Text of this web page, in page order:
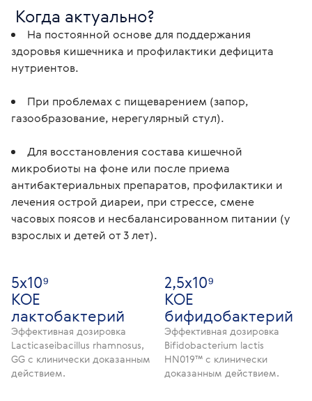
Когда актуально?
На постоянной основе для поддержания
здоровья кишечника и профилактики дефицита
нутриентов.
При проблемах с пищеварением (запор,
газообразование, нерегулярный стул).
Для восстановления состава кишечной
микробиоты на фоне или после приема
антибактериальных препаратов, профилактики и
лечения острой диареи, при стрессе, смене
часовых поясов и несбалансированном питании (у
взрослых и детей от 3 лет).
5х10⁹
КОЕ
лактобактерий
Эффективная дозировка
Lacticaseibacillus rhamnosus,
GG с клинически доказанным
действием.
2,5х10⁹
КОЕ
бифидобактерий
Эффективная дозировка
Bifidobacterium lactis
HN019™ с клинически
доказанным действием.